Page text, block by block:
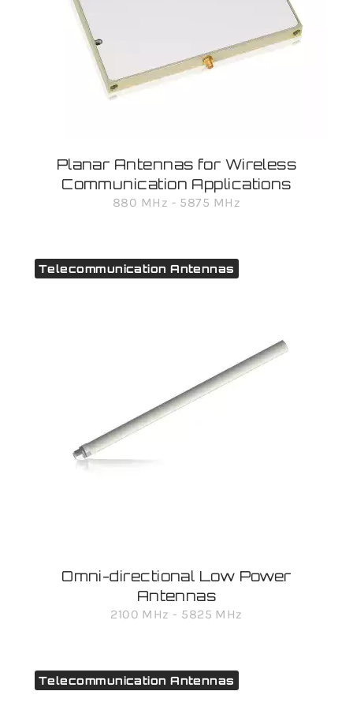
Planar Antennas for Wireless
Communication Applications
880 MHz - 5875 MHz
Telecommunication Antennas
Omni-directional Low Power
Antennas
2100 MHz - 5825 MHz
Telecommunication Antennas